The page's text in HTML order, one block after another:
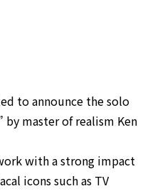
to announce the solo
master of realism Ken
with a strong impact
icons such as TV